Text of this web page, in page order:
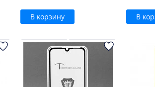
В корзину В